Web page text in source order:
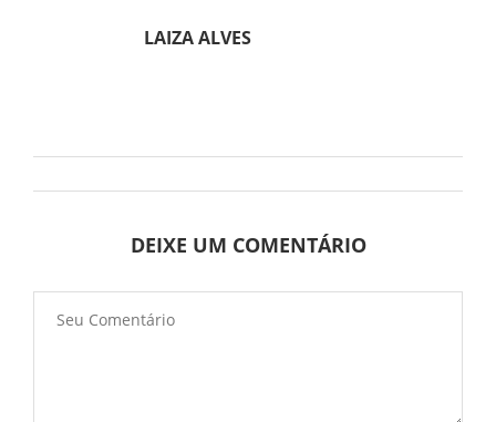
LAIZA ALVES
DEIXE UM COMENTÁRIO